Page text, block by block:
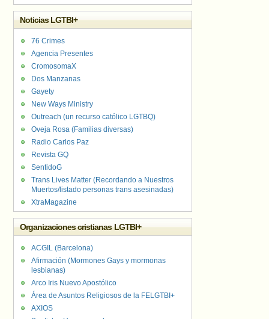
Noticias LGTBI+
76 Crimes
Agencia Presentes
CromosomaX
Dos Manzanas
Gayety
New Ways Ministry
Outreach (un recurso católico LGTBQ)
Oveja Rosa (Familias diversas)
Radio Carlos Paz
Revista GQ
SentidoG
Trans Lives Matter (Recordando a Nuestros
Muertos/listado personas trans asesinadas)
XtraMagazine
Organizaciones cristianas LGTBI+
ACGIL (Barcelona)
Afirmación (Mormones Gays y mormonas
lesbianas)
Arco Iris Nuevo Apostólico
Área de Asuntos Religiosos de la FELGTBI+
AXIOS